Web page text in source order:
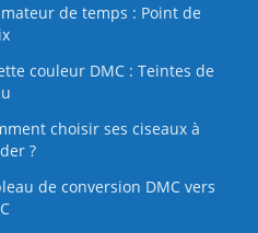
de temps : Point de
couleur DMC : Teintes de
choisir ses ciseaux à
?
de conversion DMC vers